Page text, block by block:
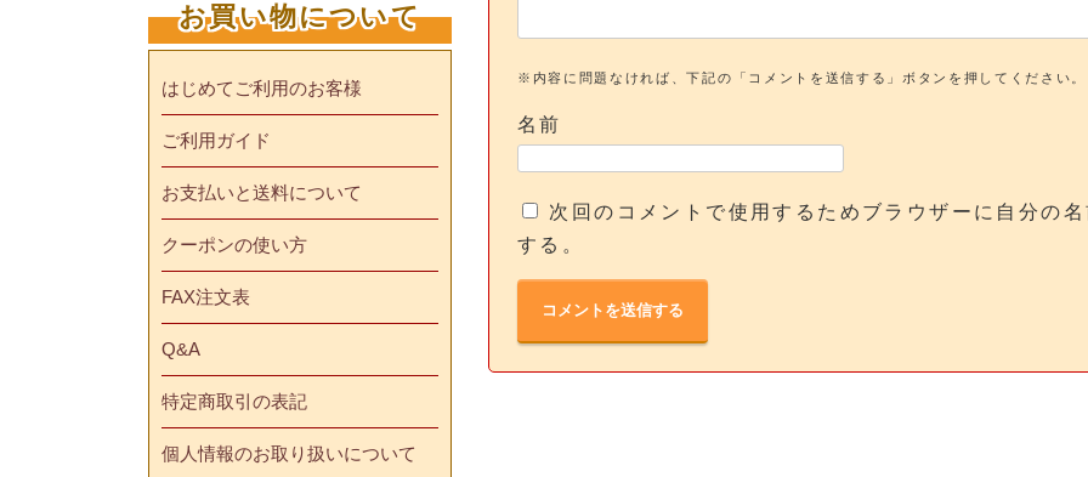
※内容に問題なければ、下記の「コメントを送信する」ボタンを押してください。
名前
次回のコメントで使用するためブラウザーに自分の
する。
お買い物について
はじめてご利用のお客様
ご利用ガイド
お支払いと送料について
クーポンの使い方
FAX注文表
Q&A
特定商取引の表記
個人情報のお取り扱いについて